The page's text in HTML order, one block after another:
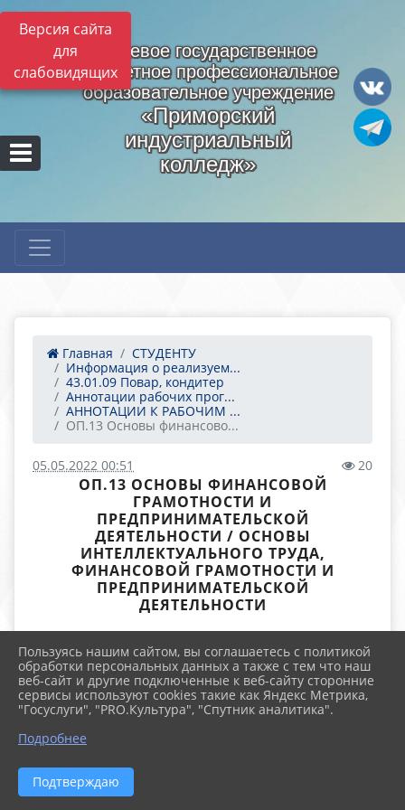
Версия сайта
для
слабовидящих
Краевое государственное
бюджетное профессиональное
образовательное учреждение
«Приморский
индустриальный
колледж»
Главная
СТУДЕНТУ
Информация о реализуем...
43.01.09 Повар, кондитер
Аннотации рабочих прог...
АННОТАЦИИ К РАБОЧИМ ...
ОП.13 Основы финансово...
05.05.2022 00:51 20
ОП.13 ОСНОВЫ ФИНАНСОВОЙ
ГРАМОТНОСТИ И
ПРЕДПРИНИМАТЕЛЬСКОЙ
ДЕЯТЕЛЬНОСТИ / ОСНОВЫ
ИНТЕЛЛЕКТУАЛЬНОГО ТРУДА,
ФИНАНСОВОЙ ГРАМОТНОСТИ И
ПРЕДПРИНИМАТЕЛЬСКОЙ
ДЕЯТЕЛЬНОСТИ
ОП 13 2018.pdf (138.2 KiB)
ЭП
Пользуясь нашим сайтом, вы соглашаетесь с политикой
обработки персональных данных а также с тем что наш
веб-сайт и другие подключенные к веб-сайту сторонние
сервисы используют cookies такие как Яндекс Метрика,
"Госуслуги", "PRO.Культура", "Спутник аналитика".
Подробнее
Подтверждаю